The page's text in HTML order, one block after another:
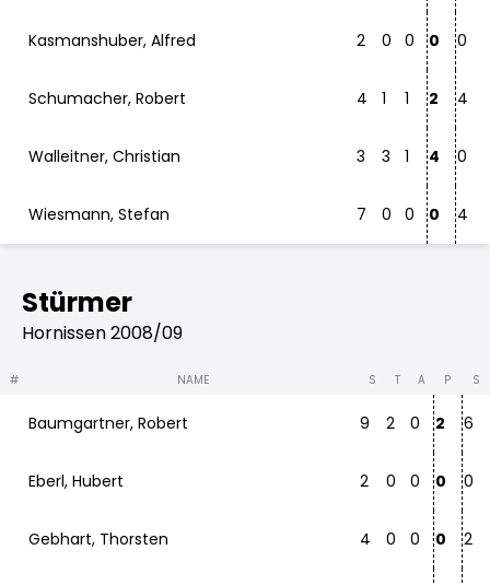
Kasmanshuber, Alfred 2 0 0 0 0
Schumacher, Robert 4 1 1 2 4
Walleitner, Christian 3 3 1 4 0
Wiesmann, Stefan 7 0 0 0 4
Stürmer
Hornissen 2008/09
# NAME S T A P S
Baumgartner, Robert 9 2 0 2 6
Eberl, Hubert 2 0 0 0 0
Gebhart, Thorsten 4 0 0 0 2